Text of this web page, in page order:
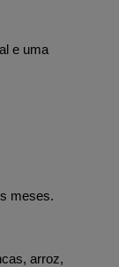
e uma
meses.
arroz,